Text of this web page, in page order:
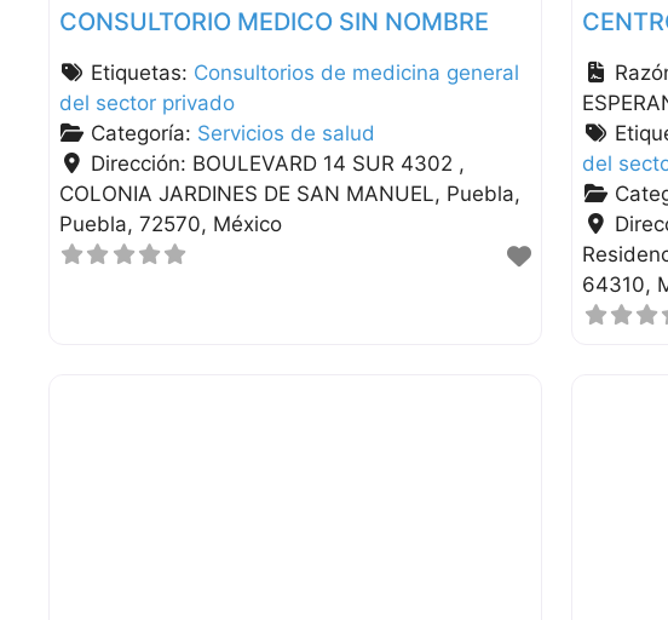
CONSULTORIO MEDICO SIN NOMBRE
Etiquetas: Consultorios de medicina general
del sector privado
Categoría: Servicios de salud
Dirección: BOULEVARD 14 SUR 4302 ,
COLONIA JARDINES DE SAN MANUEL Puebla
Puebla 72570 México
del
64310